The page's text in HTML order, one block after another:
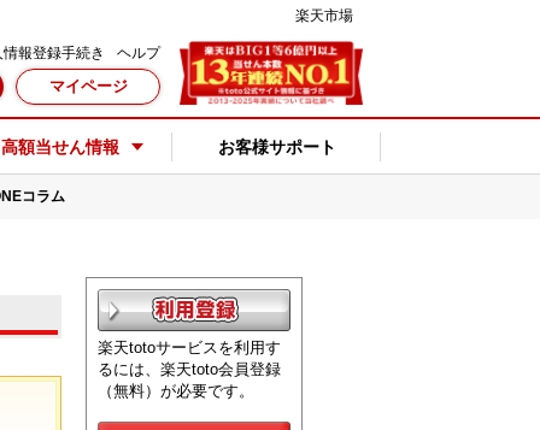
楽天市場
報登録手続き ヘルプ
マイページ
高額当せん情報 お客様サポート
コラム
楽天totoサービスを利用す
るには、楽天toto会員登録
（無料）が必要です。